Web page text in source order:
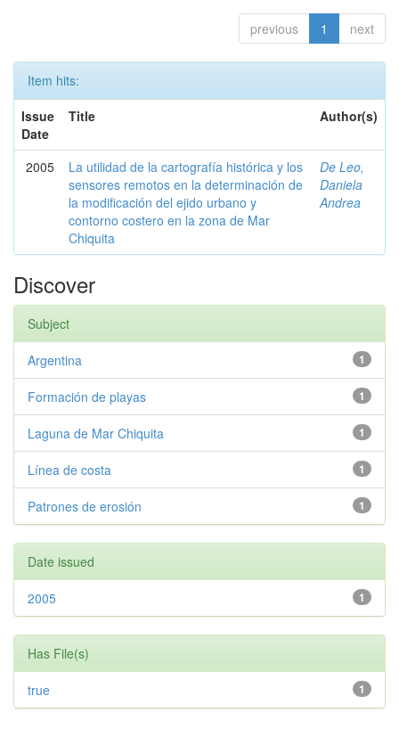
previous 1 next
Item hits:
Issue
Date
Title Author(s)
2005
La utilidad de la cartografía histórica y los
sensores remotos en la determinación de
la modificación del ejido urbano y
contorno costero en la zona de Mar
Chiquita
De Leo,
Daniela
Andrea
Discover
Subject
1
Argentina
1
Formación de playas
1
Laguna de Mar Chiquita
1
Línea de costa
1
Patrones de erosión
Date issued
1
2005
Has File(s)
1
true